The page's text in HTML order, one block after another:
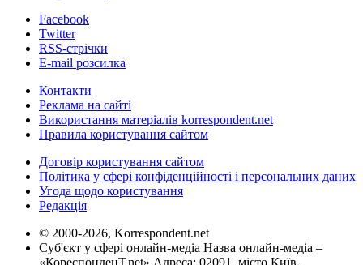
Facebook
Twitter
RSS-стрічки
E-mail розсилка
Контакти
Реклама на сайті
Використання матеріалів korrespondent.net
Правила користування сайтом
Договір користування сайтом
Політика у сфері конфіденційності і персональних даних
Угода щодо користування
Редакція
© 2000-2026, Korrespondent.net
Суб'єкт у сфері онлайн-медіа Назва онлайн-медіа –